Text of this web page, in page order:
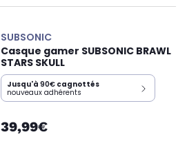
SUBSONIC
Casque gamer SUBSONIC BRAWL
STARS SKULL
Jusqu'à 90€ cagnottés
nouveaux adhérents
39,99€